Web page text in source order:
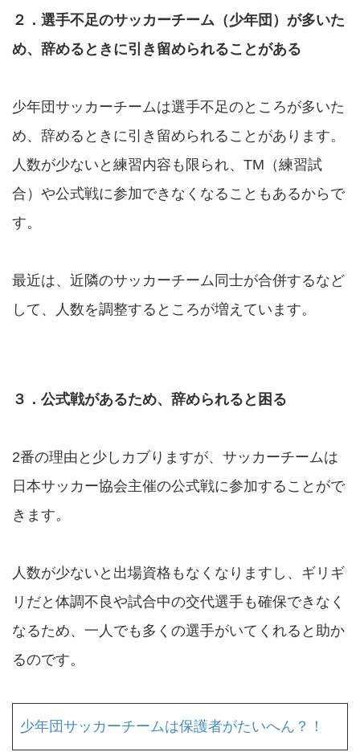
２．選手不足のサッカーチーム（少年団）が多いた
め、辞めるときに引き留められることがある
少年団サッカーチームは選手不足のところが多いた
め、辞めるときに引き留められることがあります。
人数が少ないと練習内容も限られ、TM（練習試
合）や公式戦に参加できなくなることもあるからで
す。
最近は、近隣のサッカーチーム同士が合併するなど
して、人数を調整するところが増えています。
３．公式戦があるため、辞められると困る
2番の理由と少しカブりますが、サッカーチームは
日本サッカー協会主催の公式戦に参加することがで
きます。
人数が少ないと出場資格もなくなりますし、ギリギ
リだと体調不良や試合中の交代選手も確保できなく
なるため、一人でも多くの選手がいてくれると助か
るのです。
少年団サッカーチームは保護者がたいへん？！